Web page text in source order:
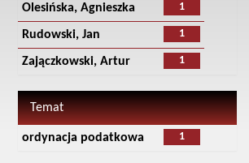
1
Olesińska, Agnieszka
1
Rudowski, Jan
1
Zajączkowski, Artur
Temat
1
ordynacja podatkowa